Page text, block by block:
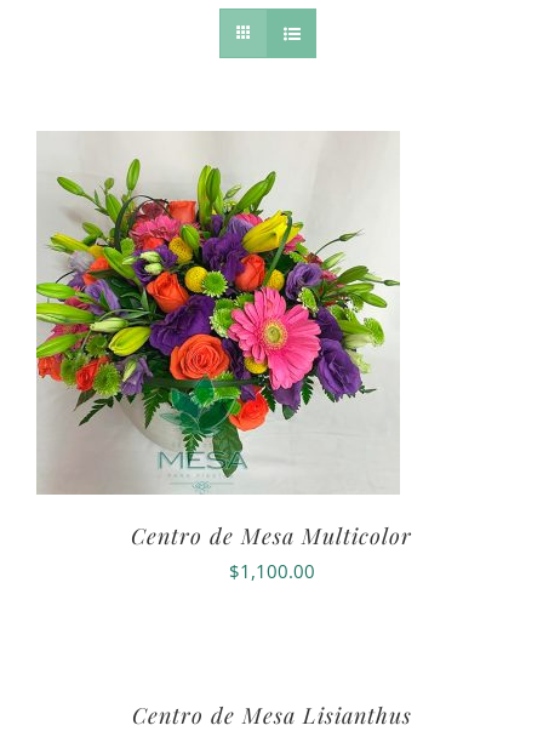
Centro de Mesa Multicolor
$1,100.00
Centro de Mesa Lisianthus